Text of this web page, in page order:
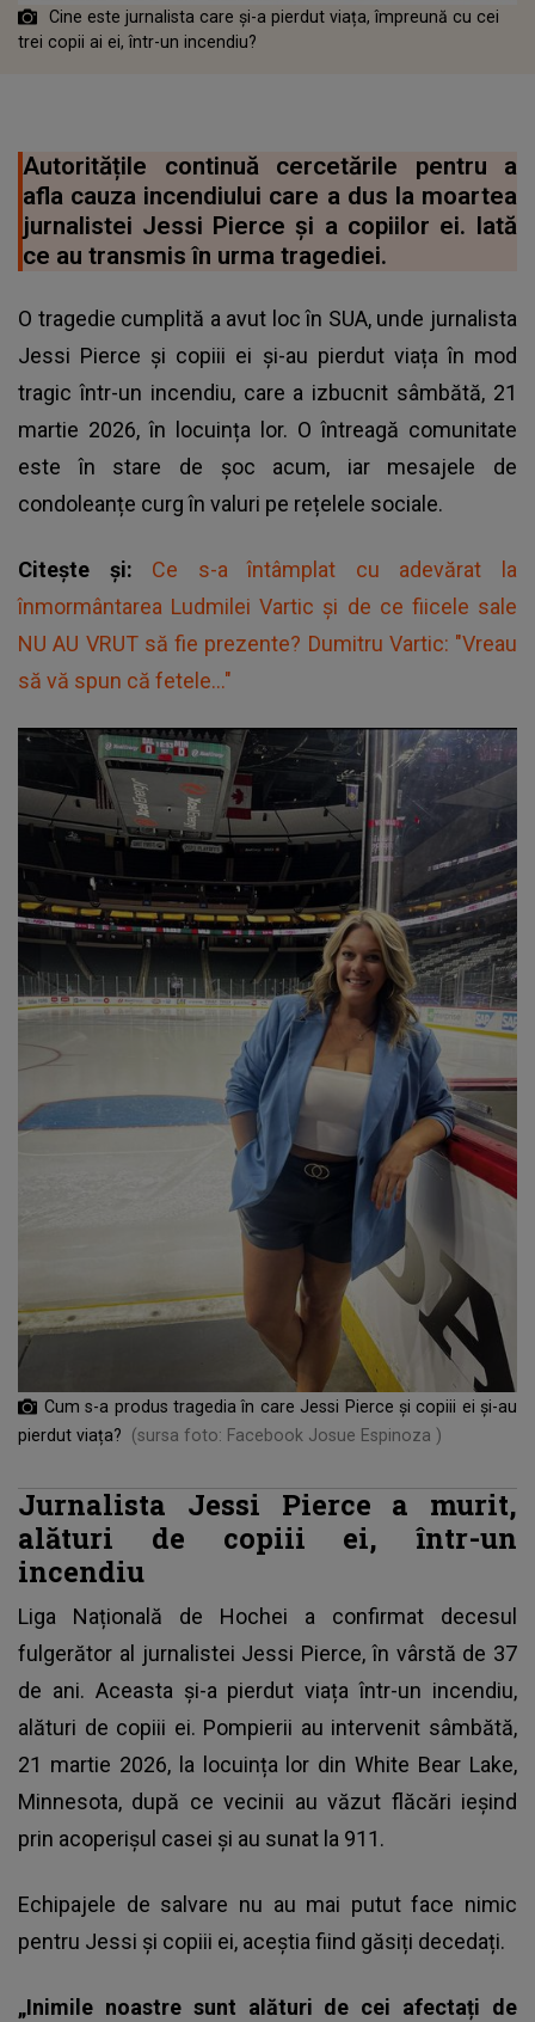
Cine este jurnalista care și-a pierdut viața, împreună cu cei
trei copii ai ei, într-un incendiu?
Autoritățile continuă cercetările pentru a
afla cauza incendiului care a dus la moartea
jurnalistei Jessi Pierce și a copiilor ei. Iată
ce au transmis în urma tragediei.
O tragedie cumplită a avut loc în SUA, unde jurnalista
Jessi Pierce și copiii ei și-au pierdut viața în mod
tragic într-un incendiu, care a izbucnit sâmbătă, 21
martie 2026, în locuința lor. O întreagă comunitate
este în stare de șoc acum, iar mesajele de
condoleanțe curg în valuri pe rețelele sociale.
Citește și: Ce s-a întâmplat cu adevărat la
înmormântarea Ludmilei Vartic și de ce fiicele sale
NU AU VRUT să fie prezente? Dumitru Vartic: "Vreau
să vă spun că fetele..."
Cum s-a produs tragedia în care Jessi Pierce și copiii ei și-au
pierdut viața?
(sursa foto: Facebook Josue Espinoza )
Jurnalista Jessi Pierce a murit,
alături de copiii ei, într-un
incendiu
Liga Națională de Hochei a confirmat decesul
fulgerător al jurnalistei Jessi Pierce, în vârstă de 37
de ani. Aceasta și-a pierdut viața într-un incendiu,
alături de copiii ei. Pompierii au intervenit sâmbătă,
21 martie 2026, la locuința lor din White Bear Lake,
Minnesota, după ce vecinii au văzut flăcări ieșind
prin acoperișul casei și au sunat la 911.
Echipajele de salvare nu au mai putut face nimic
pentru Jessi și copiii ei, aceștia fiind găsiți decedați.
„Inimile noastre sunt alături de cei afectați de